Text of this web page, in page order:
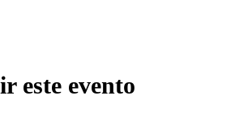
este evento